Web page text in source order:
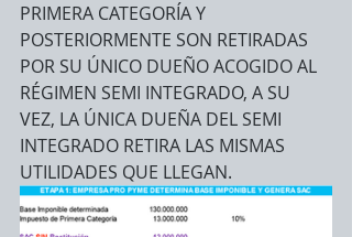
PRIMERA CATEGORÍA Y
POSTERIORMENTE SON RETIRADAS
POR SU ÚNICO DUEÑO ACOGIDO AL
RÉGIMEN SEMI INTEGRADO, A SU
VEZ, LA ÚNICA DUEÑA DEL SEMI
INTEGRADO RETIRA LAS MISMAS
UTILIDADES QUE LLEGAN.